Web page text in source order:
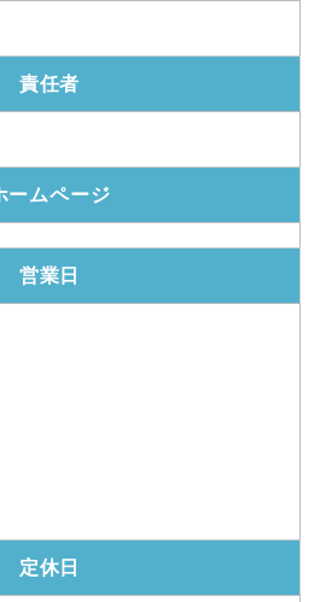
責任者
ームページ
営業日
定休日